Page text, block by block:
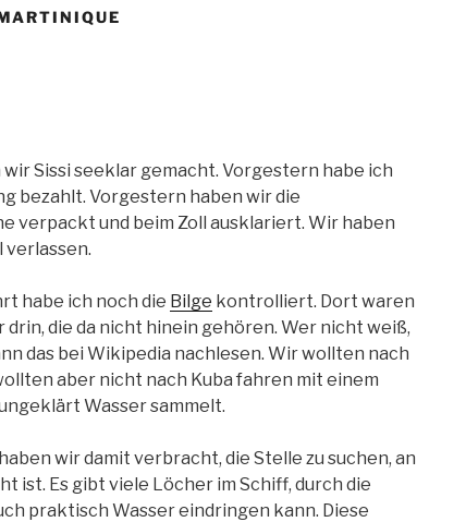
Sissi seeklar gemacht. Vorgestern habe ich
bezahlt. Vorgestern haben wir die
verpackt und beim Zoll ausklariert. Wir haben
habe ich noch die Bilge kontrolliert. Dort waren
drin, die da nicht hinein gehören. Wer nicht weiß,
das bei Wikipedia nachlesen. Wir wollten nach
aber nicht nach Kuba fahren mit einem
Wasser sammelt.
wir damit verbracht, die Stelle zu suchen, an
ist. Es gibt viele Löcher im Schiff, durch die
praktisch Wasser eindringen kann. Diese